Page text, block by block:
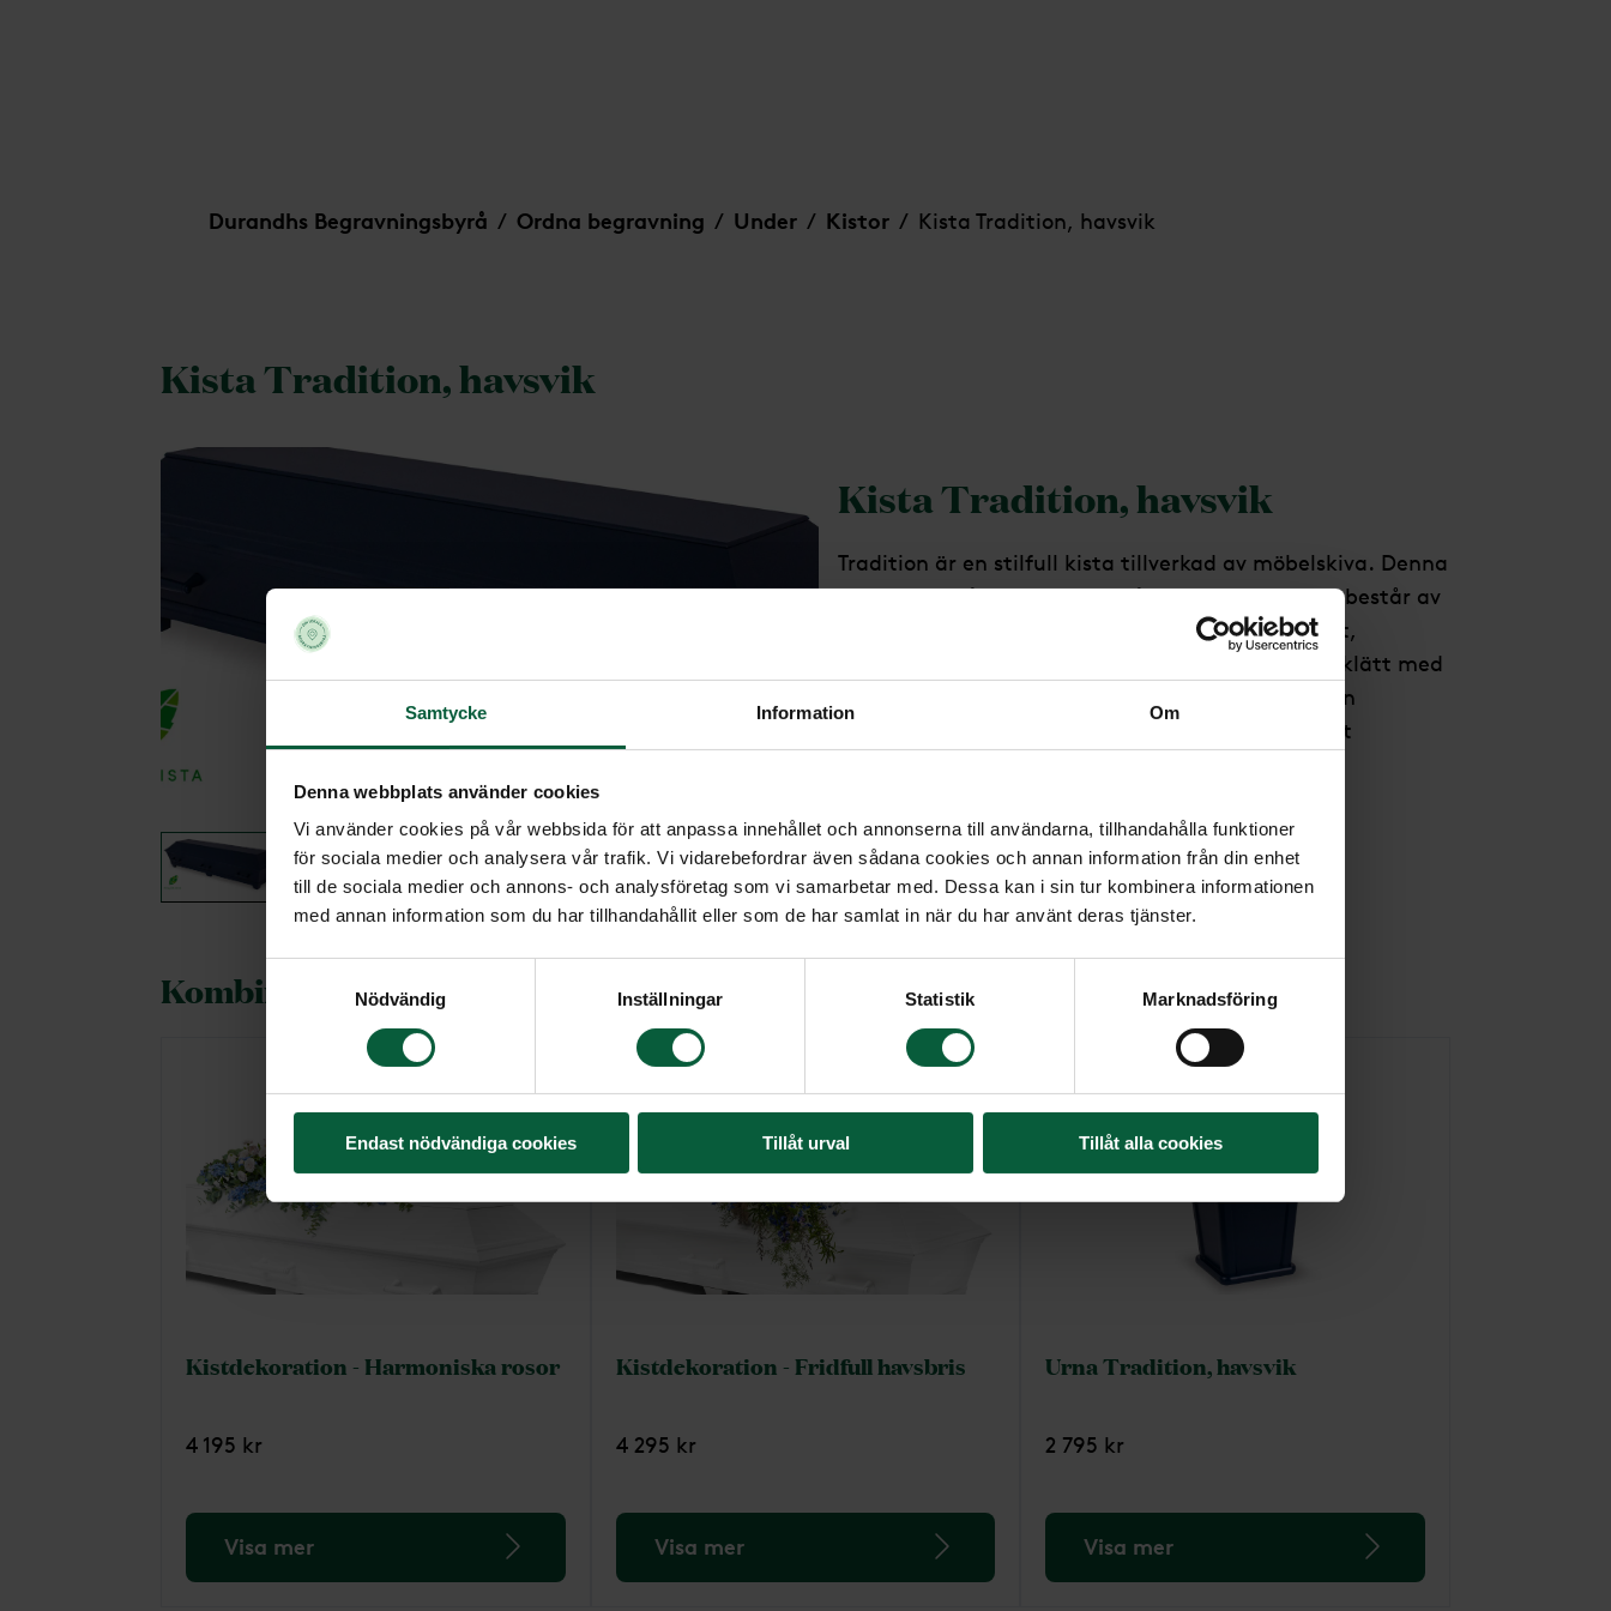
Samtycke Information Om
Denna webbplats använder cookies
Vi använder cookies på vår webbsida för att anpassa innehållet och annonserna till användarna, tillhandahålla funktioner
för sociala medier och analysera vår trafik. Vi vidarebefordrar även sådana cookies och annan information från din enhet
till de sociala medier och annons- och analysföretag som vi samarbetar med. Dessa kan i sin tur kombinera informationen
med annan information som du har tillhandahållit eller som de har samlat in när du har använt deras tjänster.
Nödvändig
Inställningar Statistik Marknadsföring
Endast nödvändiga cookies Tillåt urval Tillåt alla cookies
Durandhs Begravningsbyrå / Ordna begravning / Under / Kistor / Kista Tradition, havsvik
Kista Tradition, havsvik
Kista Tradition, havsvik
Tradition är en stilfull kista tillverkad av möbelskiva. Denna
variant är målad i en mörkblå kulör. Inredningen består av
en vadderad bädd, klädda sidor, kudde och mjukt,
vadderat täcke med lakansflik. Lockets insida är klätt med
mjukt, vitt tyg. Textilierna är av 100 % återvunnen
polyester. Kistan finns även i större storlekar (mot
11 595 kr
Kombineras gärna med
Kistdekoration - Harmoniska rosor
4 195 kr
Visa mer
Kistdekoration - Fridfull havsbris
4 295 kr
Visa mer
Urna Tradition, havsvik
2 795 kr
Visa mer